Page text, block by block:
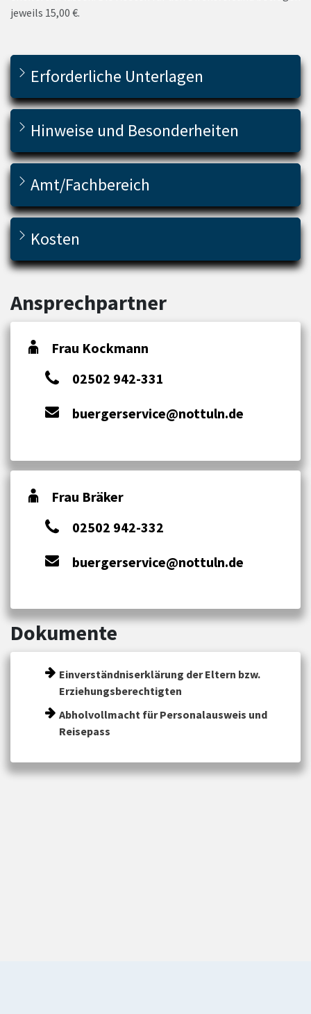
jeweils 15,00 €.
Erforderliche Unterlagen
Hinweise und Besonderheiten
Amt/Fachbereich
Kosten
Ansprechpartner
Frau Kockmann
02502 942-331
buergerservice@nottuln.de
Frau Bräker
02502 942-332
buergerservice@nottuln.de
Dokumente
Einverständniserklärung der Eltern bzw.
Erziehungsberechtigten
Abholvollmacht für Personalausweis und
Reisepass